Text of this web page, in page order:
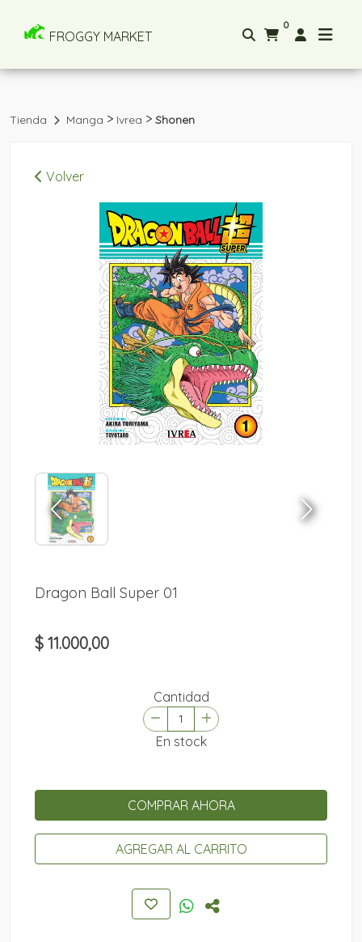
FROGGY MARKET
0
Tienda Manga > Ivrea > Shonen
Volver
Dragon Ball Super 01
$ 11.000,00
Cantidad
En stock
COMPRAR AHORA
AGREGAR AL CARRITO